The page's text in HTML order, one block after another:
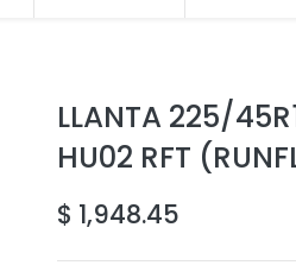
LLANTA 225/
HU02 RFT
$ 1,948.45